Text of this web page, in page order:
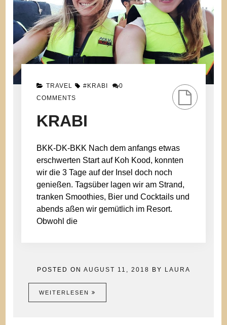
TRAVEL #KRABI
0
COMMENTS
KRABI
BKK-DK-BKK Nach dem anfangs etwas
erschwerten Start auf Koh Kood, konnten
wir die 3 Tage auf der Insel doch noch
genießen. Tagsüber lagen wir am Strand,
tranken Smoothies, Bier und Cocktails und
abends aßen wir gemütlich im Resort.
Obwohl die
POSTED ON AUGUST 11, 2018 BY LAURA
WEITERLESEN